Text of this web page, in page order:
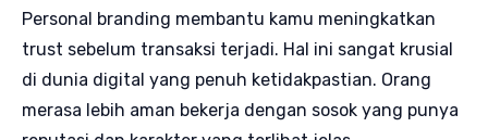
Personal branding membantu kamu meningkatkan
trust sebelum transaksi terjadi. Hal ini sangat krusial
di dunia digital yang penuh ketidakpastian. Orang
merasa lebih aman bekerja dengan sosok yang punya